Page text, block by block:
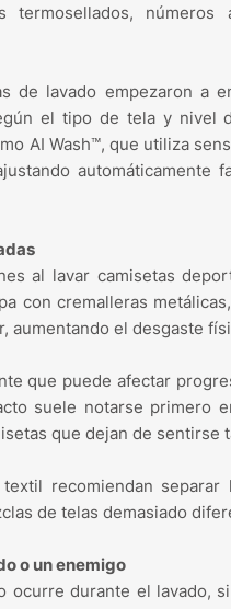
termosellados,
de lavado empezaron a
el tipo de tela y nivel
AI Wash™, que utiliza
automáticamente
al lavar camisetas
con cremalleras
aumentando el desgaste
que puede afectar
suele notarse primero
que dejan de sentirse
recomiendan
de telas demasiado
o un enemigo
ocurre durante el lavado,